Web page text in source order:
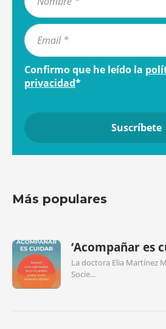
Confirmo que he leído la
privacidad*
Más populares
‘Acompañar es
La doctora Elia Martínez
Socie...